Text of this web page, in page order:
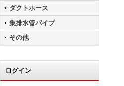
ダクトホース
集排水管パイプ
その他
ログイン